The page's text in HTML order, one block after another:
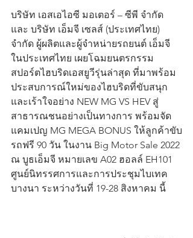
บริษัท เอสเอไอซี มอเตอร์ – ซีพี จำกัด
และ บริษัท เอ็มจี เซลส์ (ประเทศไทย)
จำกัด ผู้ผลิตและผู้จำหน่ายรถยนต์ เอ็มจี
ในประเทศไทย เผยโฉมยนตรกรรม
สปอร์ตไฮบริดเอสยูวีรุ่นล่าสุด ที่มาพร้อม
ประสบการณ์ใหม่ของไฮบริดที่ขับสนุก
และเร้าใจอย่าง NEW MG VS HEV สู่
สาธารณชนอย่างเป็นทางการ พร้อมจัด
แคมเปญ MG MEGA BONUS ให้ลูกค้าขับ
รถฟรี 90 วัน ในงาน Big Motor Sale 2022
ณ บูธเอ็มจี หมายเลข A02 ฮอลล์ EH101
ศูนย์นิทรรศการและการประชุมไบเทค
บางนา ระหว่างวันที่ 19-28 สิงหาคม นี้